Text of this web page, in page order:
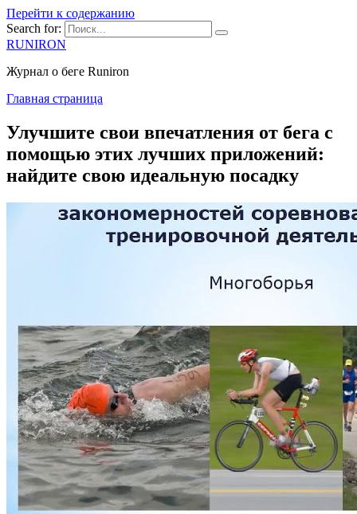
Перейти к содержанию
Search for:
RUNIRON
Журнал о беге Runiron
Главная страница
Улучшите свои впечатления от бега с
помощью этих лучших приложений:
найдите свою идеальную посадку